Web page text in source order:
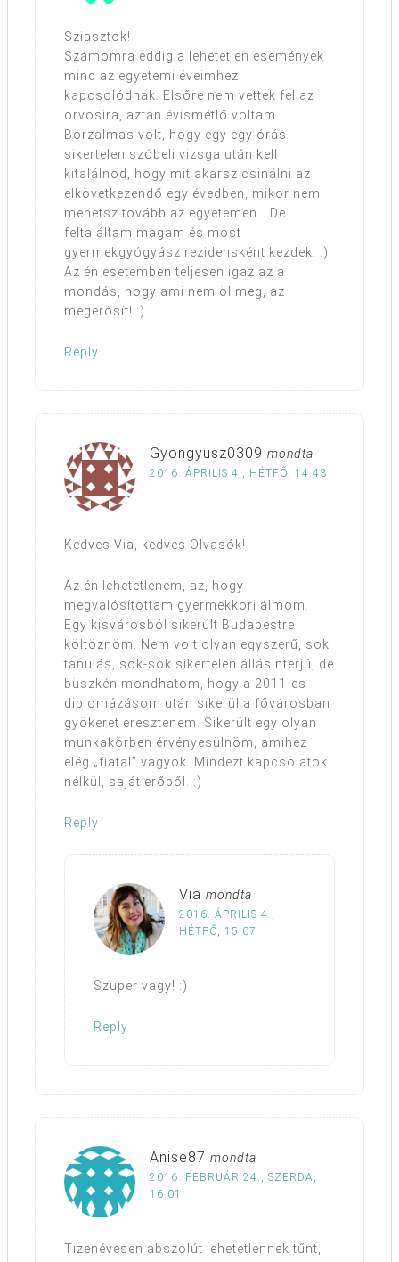
Sziasztok!
Számomra eddig a lehetetlen események
mind az egyetemi éveimhez
kapcsolódnak. Elsőre nem vettek fel az
orvosira, aztán évismétlő voltam…
Borzalmas volt, hogy egy egy órás
sikertelen szóbeli vizsga után kell
kitalálnod, hogy mit akarsz csinálni az
elkövetkezendő egy évedben, mikor nem
mehetsz tovább az egyetemen… De
feltaláltam magam és most
gyermekgyógyász rezidensként kezdek. :)
Az én esetemben teljesen igaz az a
mondás, hogy ami nem öl meg, az
megerősít! :)
Reply
Gyongyusz0309 mondta
2016. ÁPRILIS 4., HÉTFŐ, 14:43
Kedves Via, kedves Olvasók!
Az én lehetetlenem, az, hogy
megvalósítottam gyermekkori álmom.
Egy kisvárosból sikerült Budapestre
költöznöm. Nem volt olyan egyszerű, sok
tanulás, sok-sok sikertelen állásinterjú, de
büszkén mondhatom, hogy a 2011-es
diplomázásom után sikerül a fővárosban
gyökeret eresztenem. Sikerült egy olyan
munkakörben érvényesülnöm, amihez
elég „fiatal” vagyok. Mindezt kapcsolatok
nélkül, saját erőből. :)
Reply
Via mondta
2016. ÁPRILIS 4.,
HÉTFŐ, 15:07
Szuper vagy! :)
Reply
Anise87 mondta
2016. FEBRUÁR 24., SZERDA,
16:01
Tizenévesen abszolút lehetetlennek tűnt,